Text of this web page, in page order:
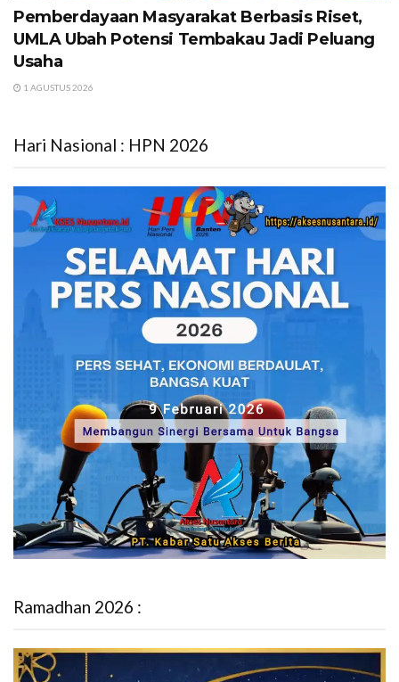
Pemberdayaan Masyarakat Berbasis Riset,
UMLA Ubah Potensi Tembakau Jadi Peluang
Usaha
1 AGUSTUS 2026
Hari Nasional : HPN 2026
Ramadhan 2026 :